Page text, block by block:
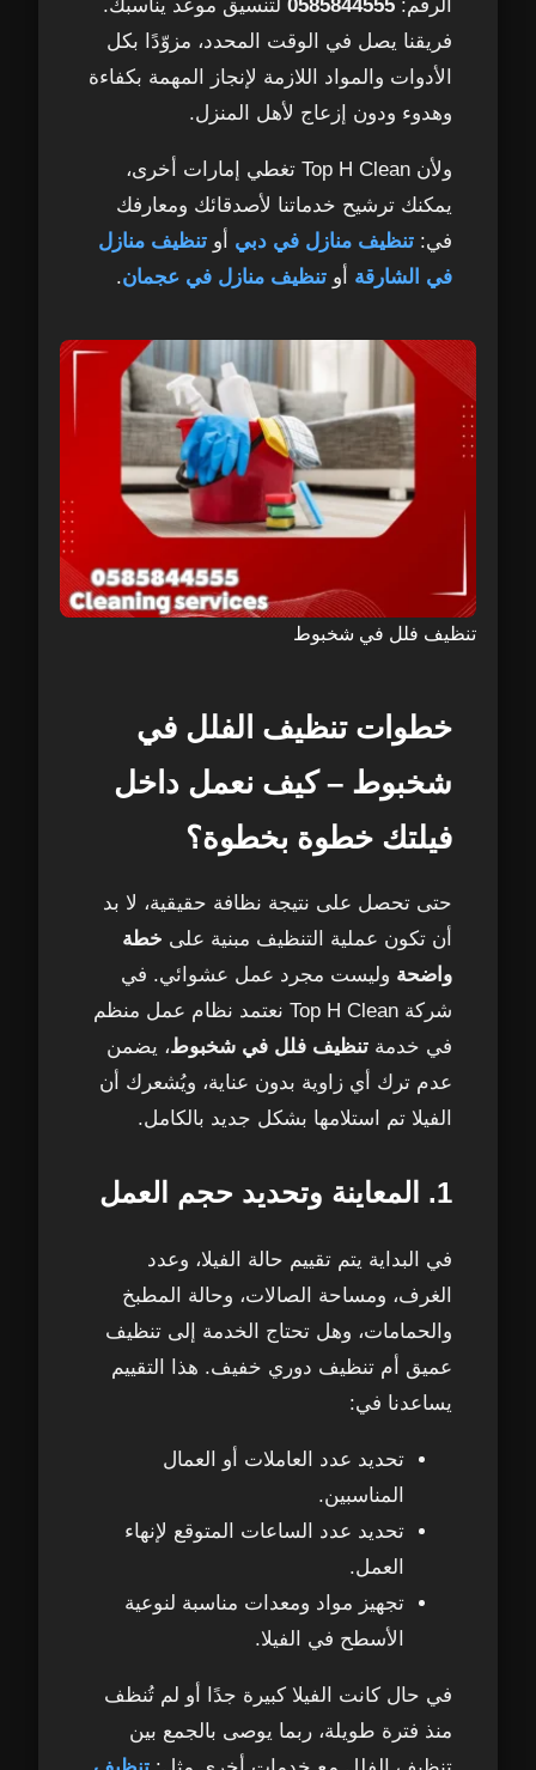
الرقم: 0585844555 لتنسيق موعد يناسبك.
فريقنا يصل في الوقت المحدد، مزوّدًا بكل
الأدوات والمواد اللازمة لإنجاز المهمة بكفاءة
وهدوء ودون إزعاج لأهل المنزل.
ولأن Top H Clean تغطي إمارات أخرى،
يمكنك ترشيح خدماتنا لأصدقائك ومعارفك
في: تنظيف منازل في دبي أو تنظيف منازل
في الشارقة أو تنظيف منازل في عجمان.
تنظيف فلل في شخبوط
خطوات تنظيف الفلل في
شخبوط – كيف نعمل داخل
فيلتك خطوة بخطوة؟
حتى تحصل على نتيجة نظافة حقيقية، لا بد
أن تكون عملية التنظيف مبنية على خطة
واضحة وليست مجرد عمل عشوائي. في
شركة Top H Clean نعتمد نظام عمل منظم
في خدمة تنظيف فلل في شخبوط، يضمن
عدم ترك أي زاوية بدون عناية، ويُشعرك أن
الفيلا تم استلامها بشكل جديد بالكامل.
1. المعاينة وتحديد حجم العمل
في البداية يتم تقييم حالة الفيلا، وعدد
الغرف، ومساحة الصالات، وحالة المطبخ
والحمامات، وهل تحتاج الخدمة إلى تنظيف
عميق أم تنظيف دوري خفيف. هذا التقييم
يساعدنا في:
تحديد عدد العاملات أو العمال
المناسبين.
تحديد عدد الساعات المتوقع لإنهاء
العمل.
تجهيز مواد ومعدات مناسبة لنوعية
الأسطح في الفيلا.
في حال كانت الفيلا كبيرة جدًا أو لم تُنظف
منذ فترة طويلة، ربما يوصى بالجمع بين